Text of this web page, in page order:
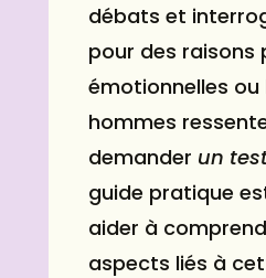
débats et
pour des raisons
émotionnelles ou
hommes
demander un
guide pratique
aider à
aspects liés à